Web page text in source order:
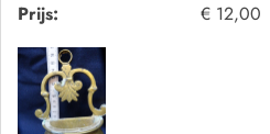
Prijs:
€ 12,00